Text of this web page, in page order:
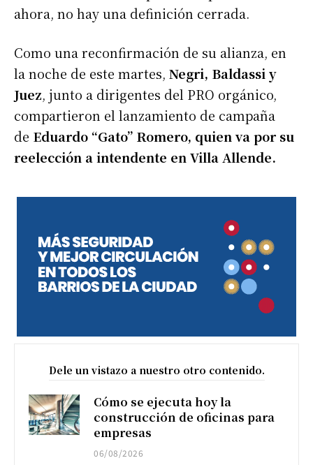
ahora, no hay una definición cerrada.
Como una reconfirmación de su alianza, en
la noche de este martes, Negri, Baldassi y
Juez, junto a dirigentes del PRO orgánico,
compartieron el lanzamiento de campaña
de Eduardo “Gato” Romero, quien va por su
reelección a intendente en Villa Allende.
Dele un vistazo a nuestro otro contenido.
Cómo se ejecuta hoy la
construcción de oficinas para
empresas
06/08/2026